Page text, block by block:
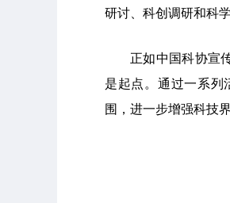
研讨、科创调研和科
正如中国科协宣
是起点。通过一系列
围，进一步增强科技